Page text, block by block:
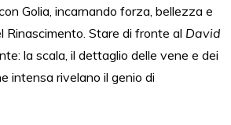
Golia, incarnando forza, bellezza e
Rinascimento. Stare di fronte al David
la scala, il dettaglio delle vene e dei
intensa rivelano il genio di